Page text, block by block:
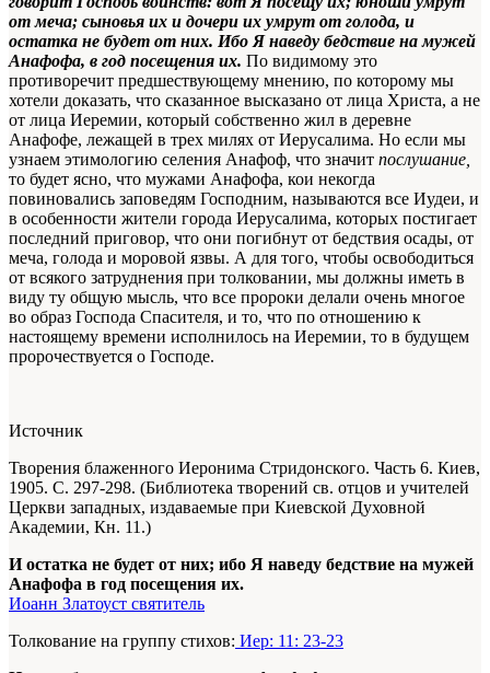
от меча; сыновья их и дочери их умрут от голода, и
остатка не будет от них. Ибо Я наведу бедствие на мужей
Анафофа, в год посещения их. По видимому это
противоречит предшествующему мнению, по которому мы
хотели доказать, что сказанное высказано от лица Христа, а не
от лица Иеремии, который собствен­но жил в деревне
Анафофе, лежащей в трех милях от Иерусалима. Но если мы
узнаем этимологию селения Анафоф, что значит послушание
то будет ясно, что мужами Анафофа, кои некогда
повиновались заповедям Господним, называются все Иудеи, и
в особенности жи­тели города Иерусалима, которых постигает
последний приговор, что они погибнут от бедствия осады, от
меча, голода и моровой язвы. А для того, чтобы осво­бодиться
от всякого затруднения при толковании, мы дол­жны иметь в
виду ту общую мысль, что все пророки делали очень многое
во образ Господа Спасителя, и то, что по отношению к
настоящему времени исполнилось на Иеремии, то в будущем
пророчествуется о Господе.
Источник
Творения блаженного Иеронима Стридонского. Часть 6. Киев,
1905. С. 297-298. (Библиотека творений св. отцов и учителей
Церкви западных, издаваемые при Киевской Духовной
Академии, Кн. 11.)
И остатка не будет от них; ибо Я наведу бедствие на мужей
Анафофа в год посещения их.
Иоанн Златоуст святитель
Толкование на группу стихов: Иер: 11: 23-23